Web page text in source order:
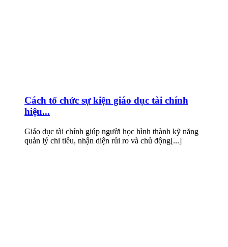
Cách tổ chức sự kiện giáo dục tài chính
hiệu...
Giáo dục tài chính giúp người học hình thành kỹ năng
quản lý chi tiêu, nhận diện rủi ro và chủ động[...]